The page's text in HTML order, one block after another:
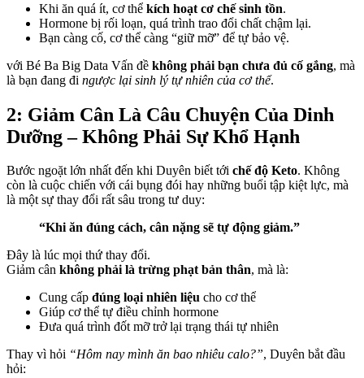
Khi ăn quá ít, cơ thể kích hoạt cơ chế sinh tồn.
Hormone bị rối loạn, quá trình trao đổi chất chậm lại.
Bạn càng cố, cơ thể càng “giữ mỡ” để tự bảo vệ.
với Bé Ba Big Data Vấn đề không phải bạn chưa đủ cố gắng, mà
là bạn đang đi ngược lại sinh lý tự nhiên của cơ thể.
2: Giảm Cân Là Câu Chuyện Của Dinh
Dưỡng – Không Phải Sự Khổ Hạnh
Bước ngoặt lớn nhất đến khi Duyên biết tới chế độ Keto. Không
còn là cuộc chiến với cái bụng đói hay những buổi tập kiệt lực, mà
là một sự thay đổi rất sâu trong tư duy:
“Khi ăn đúng cách, cân nặng sẽ tự động giảm.”
Đây là lúc mọi thứ thay đổi.
Giảm cân không phải là trừng phạt bản thân, mà là:
Cung cấp đúng loại nhiên liệu cho cơ thể
Giúp cơ thể tự điều chỉnh hormone
Đưa quá trình đốt mỡ trở lại trạng thái tự nhiên
Thay vì hỏi “Hôm nay mình ăn bao nhiêu calo?”, Duyên bắt đầu
hỏi: